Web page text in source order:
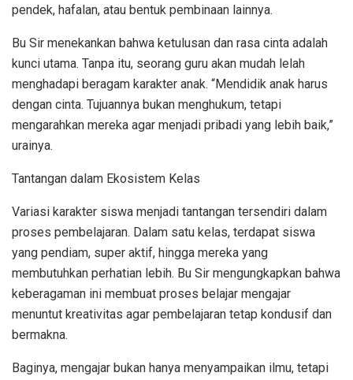
pendek, hafalan, atau bentuk pembinaan lainnya.
Bu Sir menekankan bahwa ketulusan dan rasa cinta adalah
kunci utama. Tanpa itu, seorang guru akan mudah lelah
menghadapi beragam karakter anak. “Mendidik anak harus
dengan cinta. Tujuannya bukan menghukum, tetapi
mengarahkan mereka agar menjadi pribadi yang lebih baik,”
urainya.
Tantangan dalam Ekosistem Kelas
Variasi karakter siswa menjadi tantangan tersendiri dalam
proses pembelajaran. Dalam satu kelas, terdapat siswa
yang pendiam, super aktif, hingga mereka yang
membutuhkan perhatian lebih. Bu Sir mengungkapkan bahwa
keberagaman ini membuat proses belajar mengajar
menuntut kreativitas agar pembelajaran tetap kondusif dan
bermakna.
Baginya, mengajar bukan hanya menyampaikan ilmu, tetapi